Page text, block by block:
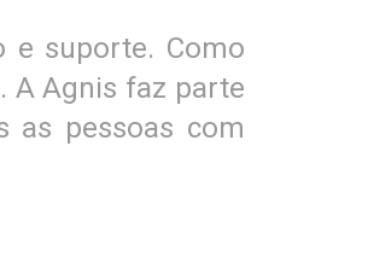
e suporte. Como
A Agnis faz parte
as pessoas com